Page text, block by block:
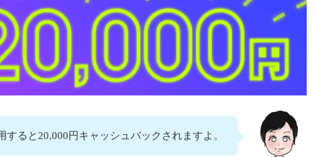
すると20,000円キャッシュバックされますよ。